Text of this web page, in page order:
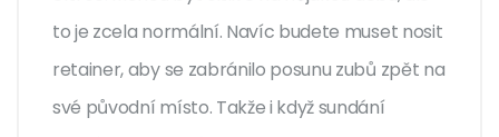
to je zcela normální. Navíc budete muset nosit
retainer, aby se zabránilo posunu zubů zpět na
své původní místo. Takže i když sundání